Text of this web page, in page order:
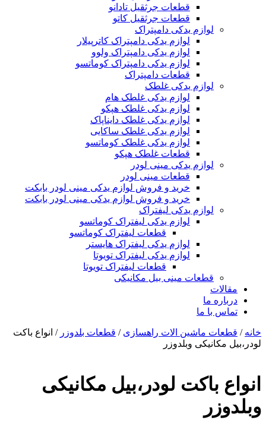
قطعات جرثقیل تادانو
قطعات جرثقیل کاتو
لوازم یدکی دامپتراک
لوازم یدکی دامپتراک کاترپیلار
لوازم یدکی دامپتراک ولوو
لوازم یدکی دامپتراک کوماتسو
قطعات دامپتراک
لوازم یدکی غلطک
لوازم یدکی غلطک هام
لوازم یدکی غلطک هپکو
لوازم یدکی غلطک دایناپاک
لوازم یدکی غلطک ساکایی
لوازم یدکی غلطک کوماتسو
قطعات غلطک هپکو
لوازم یدکی مینی لودر
قطعات مینی لودر
خرید و فروش لوازم یدکی مینی لودر بابکت
خرید و فروش لوازم یدکی مینی لودر بابکت
لوازم یدکی لیفتراک
لوازم یدکی لیفتراک کوماتسو
قطعات لیفتراک کوماتسو
لوازم یدکی لیفتراک هایستر
لوازم یدکی لیفتراک تویوتا
قطعات لیفتراک تویوتا
قطعات مینی بیل مکانیکی
ما
با ما
ماشین الات راهسازی/ قطعات بلدوزر/ انواع باکت
وبلدوزر
باکت لودر،بیل مکانیکی